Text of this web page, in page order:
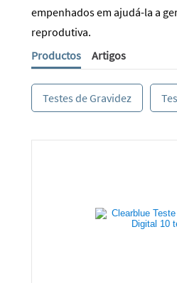
empenhados em ajudá-la a
reprodutiva.
Productos
Artigos
Testes de Gravidez